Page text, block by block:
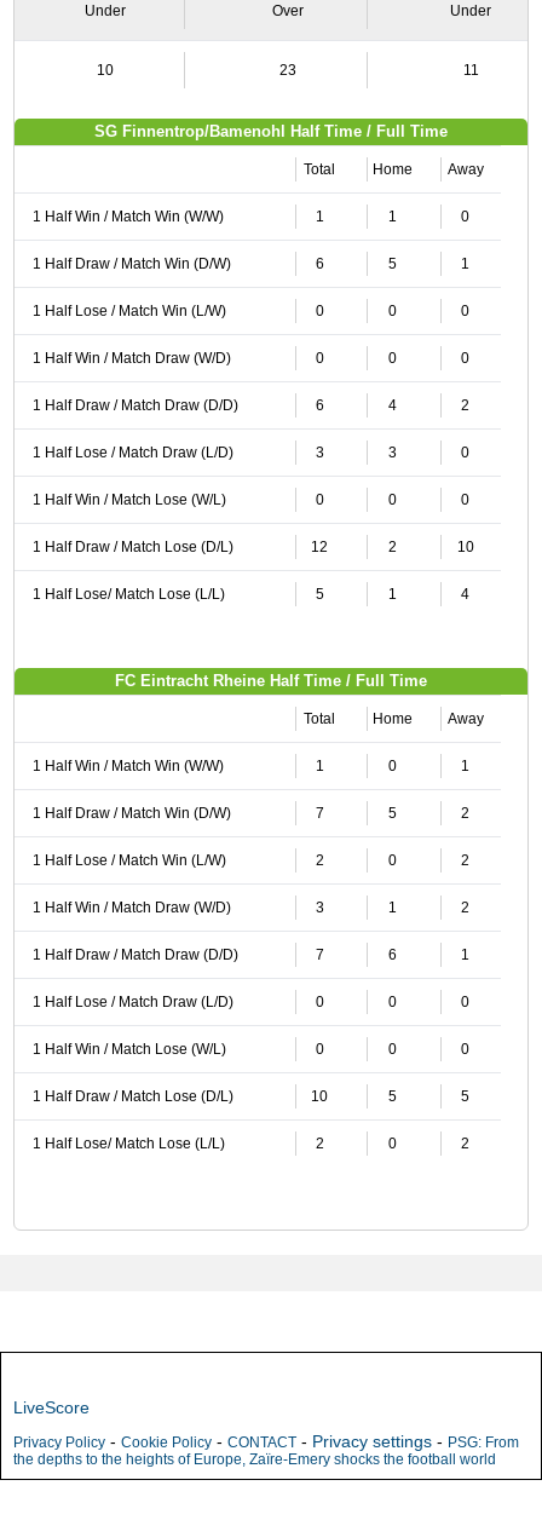
Under Over Under
10 23 11
SG Finnentrop/Bamenohl Half Time / Full Time
Total Home Away
1 Half Win / Match Win (W/W) 1 1 0
1 Half Draw / Match Win (D/W) 6 5 1
1 Half Lose / Match Win (L/W) 0 0 0
1 Half Win / Match Draw (W/D) 0 0 0
1 Half Draw / Match Draw (D/D) 6 4 2
1 Half Lose / Match Draw (L/D) 3 3 0
1 Half Win / Match Lose (W/L) 0 0 0
1 Half Draw / Match Lose (D/L) 12 2 10
1 Half Lose/ Match Lose (L/L) 5 1 4
FC Eintracht Rheine Half Time / Full Time
Total Home Away
1 Half Win / Match Win (W/W) 1 0 1
1 Half Draw / Match Win (D/W) 7 5 2
1 Half Lose / Match Win (L/W) 2 0 2
1 Half Win / Match Draw (W/D) 3 1 2
1 Half Draw / Match Draw (D/D) 7 6 1
1 Half Lose / Match Draw (L/D) 0 0 0
1 Half Win / Match Lose (W/L) 0 0 0
1 Half Draw / Match Lose (D/L) 10 5 5
1 Half Lose/ Match Lose (L/L) 2 0 2
LiveScore
Privacy Policy - Cookie Policy - CONTACT - Privacy settings - PSG: From
the depths to the heights of Europe, Zaïre-Emery shocks the football world